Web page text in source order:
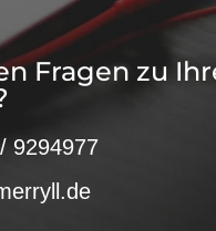
Fragen zu
9294977